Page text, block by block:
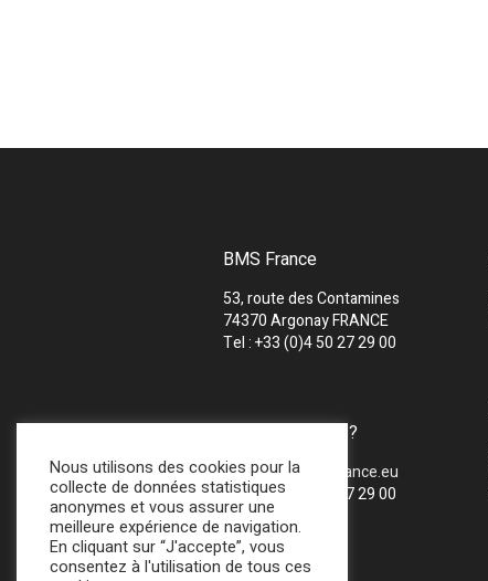
BMS France
53, route des Contamines
74370 Argonay FRANCE
Tel : +33 (0)4 50 27 29 00
UNE QUESTION ?
Mail :info@bmsfrance.eu
Tel : +33 (0)4 50 27 29 00
Nous utilisons des cookies pour la
collecte de données statistiques
anonymes et vous assurer une
meilleure expérience de navigation.
En cliquant sur “J'accepte”, vous
consentez à l'utilisation de tous ces